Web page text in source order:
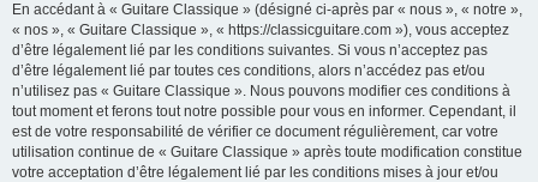
En accédant à « Guitare Classique » (désigné ci-après par « nous », « notre »,
« nos », « Guitare Classique », « https://classicguitare.com »), vous acceptez
d’être légalement lié par les conditions suivantes. Si vous n’acceptez pas
d’être légalement lié par toutes ces conditions, alors n’accédez pas et/ou
n’utilisez pas « Guitare Classique ». Nous pouvons modifier ces conditions à
tout moment et ferons tout notre possible pour vous en informer. Cependant, il
est de votre responsabilité de vérifier ce document régulièrement, car votre
utilisation continue de « Guitare Classique » après toute modification constitue
votre acceptation d’être légalement lié par les conditions mises à jour et/ou